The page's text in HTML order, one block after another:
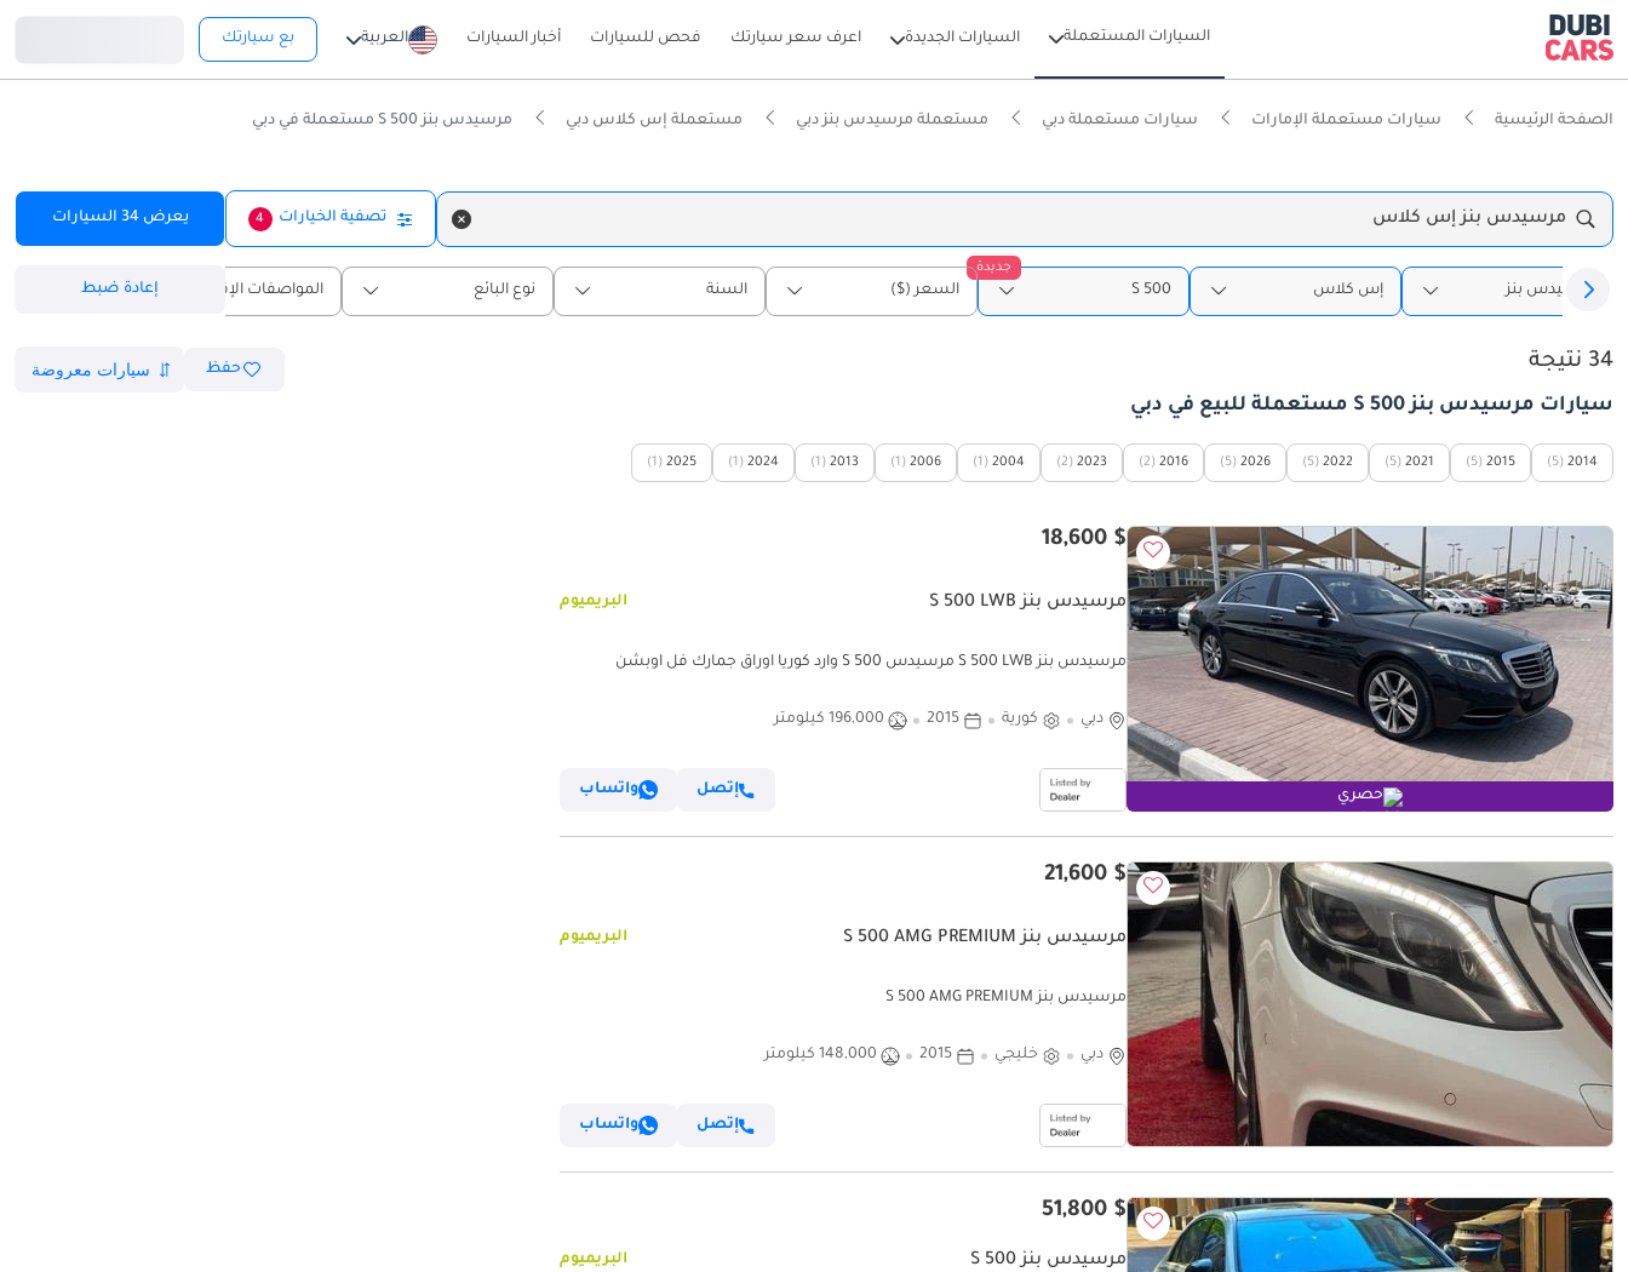
السيارات المستعملة السيارات الجديدة اعرف سعر سيارتك فحص للسيارات أخبار السيارات العربية بع سيارتك
الصفحة الرئيسية سيارات مستعملة الإمارات سيارات مستعملة دبي مستعملة مرسيدس بنز دبي مستعملة إس كلاس دبي مرسيدس بنز S 500 مستعملة في دبي
مرسيدس بنز إس كلاس تصفية الخيارات 4 يعرض34 السيارات
مرسيدس بنز إس كلاس
جديدة
S 500 السعر ($) السنة نوع البائع المواصفات الإقليمية إعادة ضبط
34 نتيجة حفظ
سيارات مرسيدس بنز S 500 مستعملة للبيع في دبي
2014
(5)
2015
(5)
2021
(5)
2022
(5)
2026
(5)
2016
(2)
2023
(2)
2004
(1)
2006
(1)
2013
(1)
2024
(1)
2025
(1)
حصري
$ 18,600
مرسيدس بنز S 500 LWB البريميوم
مرسيدس بنز S 500 LWB مرسيدس S 500 وارد كوريا اوراق جمارك فل اوبشن
دبي كورية 2015 196,000 كيلومتر
إتصل واتساب
$ 21,600
مرسيدس بنز S 500 AMG PREMIUM البريميوم
مرسيدس بنز S 500 AMG PREMIUM
دبي خليجي 2015 148,000 كيلومتر
إتصل واتساب
$ 51,800
مرسيدس بنز S 500 البريميوم